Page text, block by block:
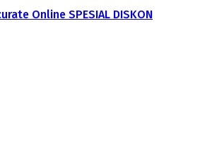
Online SPESIAL DISKON